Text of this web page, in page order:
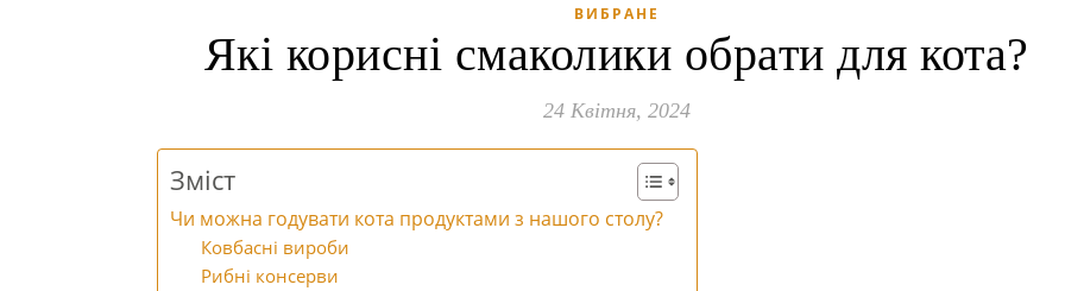
ВИБРАНЕ
Які корисні смаколики обрати для кота?
24 Квітня, 2024
Зміст
Чи можна годувати кота продуктами з нашого столу?
Ковбасні вироби
Рибні консерви